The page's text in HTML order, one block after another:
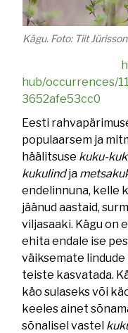
Kägu. Foto: Tiit
hub/occurrences/
3652afe53cc0
Eesti
populaarsem ja
häälitsuse kuku-
kukulindja
endelinnuna, kelle
jäänud aastaid,
viljasaaki. Kägu on
ehita endale ise
väiksemate lindude
teiste kasvatada.
käo sulaseks või
keeles ainet
sõnalisel vastel